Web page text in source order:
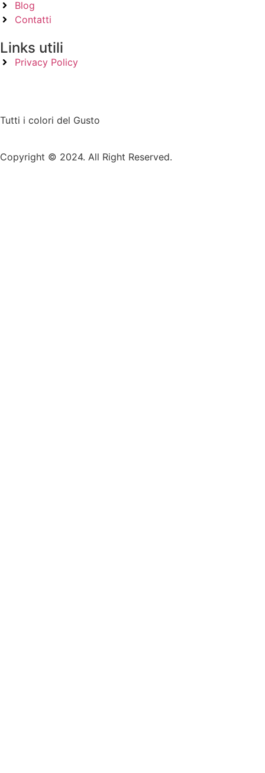
Blog
Contatti
Links utili
Privacy Policy
Tutti i colori del Gusto
Copyright © 2024. All Right Reserved.